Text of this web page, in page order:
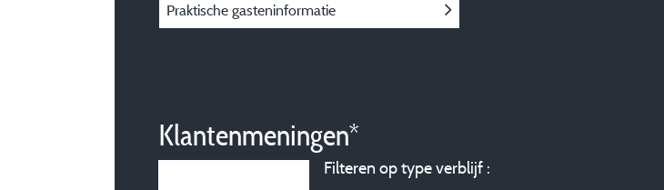
Praktische gasteninformatie
Klantenmeningen*
Filteren op type verblijf :